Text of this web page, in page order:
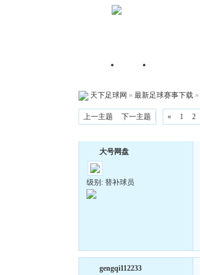
首页
天下足球网 » 最新足球赛事下载 »
上一主题 下一主题 « 1 2
大号网盘
级别: 替补球员
gengqi112233